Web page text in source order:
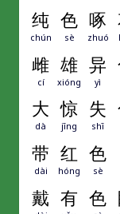
纯 色 啄
chún sè zhuó
雌 雄 异
cí xióng yì
大 惊 失
dà jīng shī
带 红 色
dài hóng sè
戴 有 色